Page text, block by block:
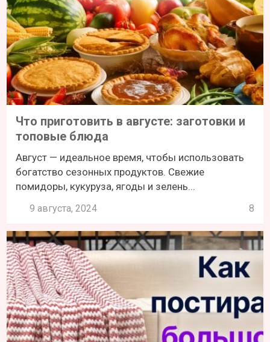
Что приготовить в августе: заготовки и
топовые блюда
Август — идеальное время, чтобы использовать
богатство сезонных продуктов. Свежие
помидоры, кукуруза, ягоды и зелень...
9 августа, 2024 8